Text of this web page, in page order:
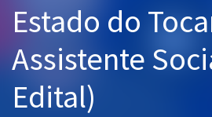
Graduação
OAB
Mentorias
Estado do
Assistente
Edital)